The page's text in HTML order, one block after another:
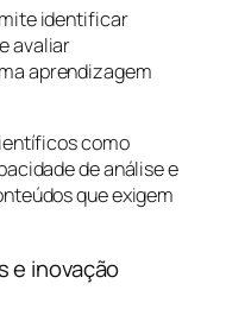
identificar
avaliar
aprendizagem
como
de análise e
que exigem
e inovação